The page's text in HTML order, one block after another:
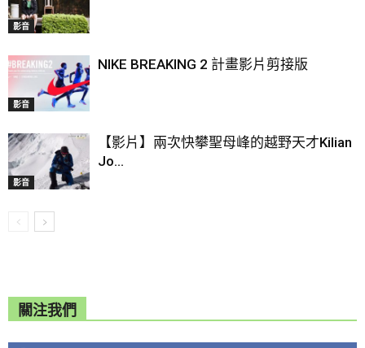
影音
影音
NIKE BREAKING 2 計畫影片剪接版
影音
【影片】兩次快攀聖母峰的越野天才Kilian
Jo...
關注我們